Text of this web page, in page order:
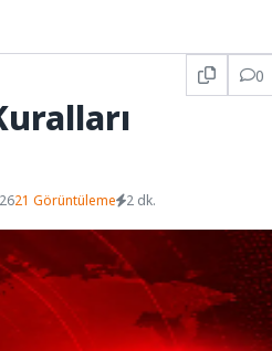
0
21 Görüntüleme 2 dk.